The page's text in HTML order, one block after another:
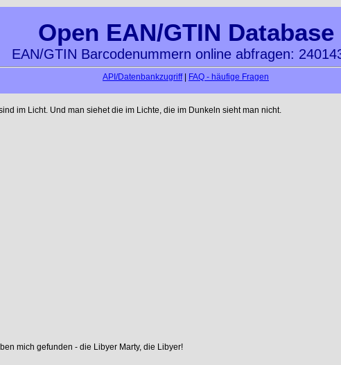
Open EAN/GTIN Database
EAN/GTIN Barcodenummern online abfragen:
API/Datenbankzugriff| FAQ - häufige Fragen
im Licht. Und man siehet die im Lichte, die im Dunkeln sieht man nicht.
mich gefunden - die Libyer Marty, die Libyer!